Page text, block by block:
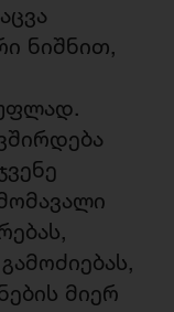
ნიშნით,
მიერ